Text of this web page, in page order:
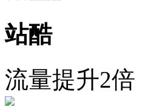
站酷
流量提升2倍